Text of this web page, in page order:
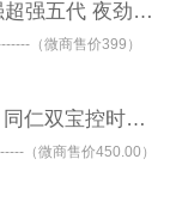
夜劲外用延时喷剂S2S1加强超强五代 夜劲喷雾 night king
（微商售价399）
同仁双宝博金油滋养保健油 同仁双宝控时保健喷剂 同仁双宝修复按摩保健膏 同仁双宝焕能保健凝露
（微商售价450.00）